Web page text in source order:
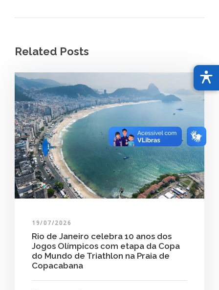
Related Posts
19/07/2026
Rio de Janeiro celebra 10 anos dos
Jogos Olímpicos com etapa da Copa
do Mundo de Triathlon na Praia de
Copacabana